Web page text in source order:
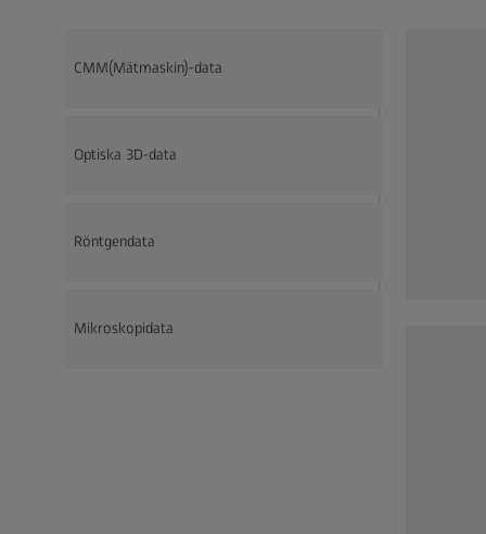
CMM(Mätmaskin)-data
Optiska 3D-data
Röntgendata
Mikroskopidata